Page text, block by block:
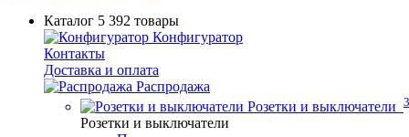
Каталог 5 392 товары
Конфигуратор
Контакты
Доставка и оплата
Распродажа
Розетки и выключатели
Розетки и выключатели